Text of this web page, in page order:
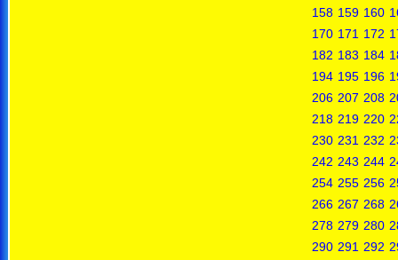
158 159 160
170 171 172
182 183 184
194 195 196
206 207 208
218 219 220
230 231 232
242 243 244
254 255 256
266 267 268
278 279 280
290 291 292